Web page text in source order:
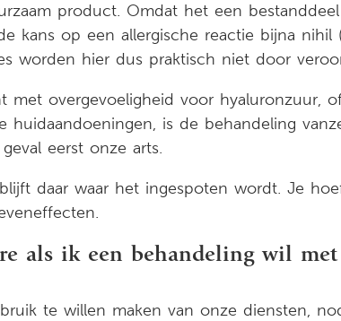
product. Omdat het een
kans op een allergische reactie bijna nihil
worden hier dus praktisch niet door
met overgevoeligheid voor hyaluronzuur,
huidaandoeningen, is de behandeling
eerst onze arts.
daar waar het ingespoten wordt. Je
als ik een behandeling wil
te willen maken van onze diensten,